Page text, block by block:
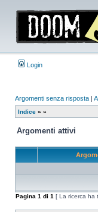
Login
Argomenti senza risposta |
Indice » »
Argomenti attivi
Pagina 1 di 1 [ La ricerca ha